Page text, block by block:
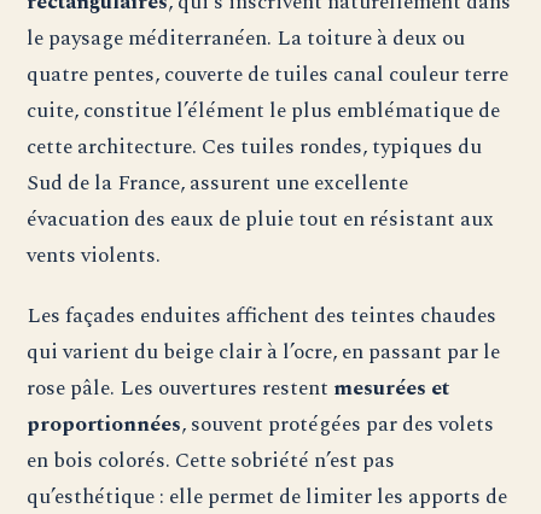
le paysage méditerranéen. La toiture à deux ou
quatre pentes, couverte de tuiles canal couleur terre
cuite, constitue l’élément le plus emblématique de
cette architecture. Ces tuiles rondes, typiques du
Sud de la France, assurent une excellente
évacuation des eaux de pluie tout en résistant aux
vents violents.
Les façades enduites affichent des teintes chaudes
qui varient du beige clair à l’ocre, en passant par le
rose pâle. Les ouvertures restent mesurées et
proportionnées, souvent protégées par des volets
en bois colorés. Cette sobriété n’est pas
qu’esthétique : elle permet de limiter les apports de